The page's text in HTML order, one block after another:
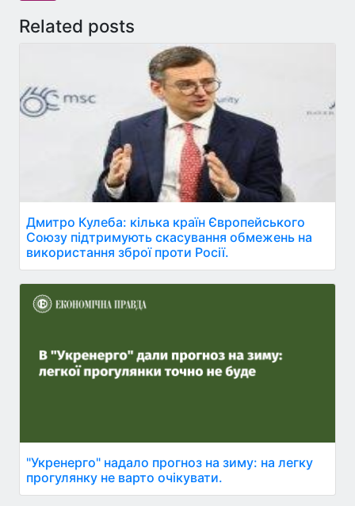
Related posts
Дмитро Кулеба: кілька країн Європейського
Союзу підтримують скасування обмежень на
використання зброї проти Росії.
"Укренерго" надало прогноз на зиму: на легку
прогулянку не варто очікувати.